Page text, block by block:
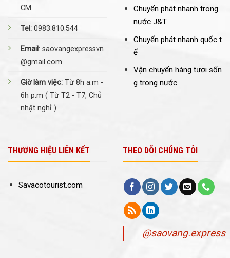
CM
Tel: 0983.810.544
Email: saovangexpressvn
@gmail.com
Giờ làm việc: Từ 8h a.m -
6h p.m ( Từ T2 - T7, Chủ
nhật nghỉ )
Chuyển phát nhanh trong
nước J&T
Chuyển phát nhanh quốc t
ế
Vận chuyển hàng tươi sốn
g trong nước
THƯƠNG HIỆU LIÊN KẾT
Savacotourist.com
THEO DÕI CHÚNG TÔI
@saovang.express